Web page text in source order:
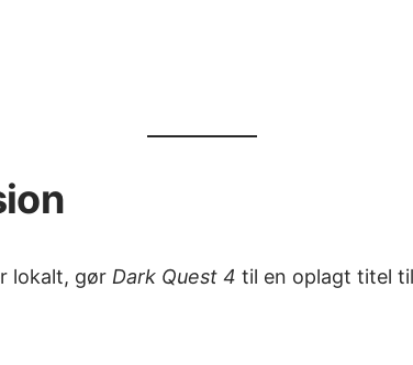
lokalt, gør Dark Quest 4 til en oplagt titel